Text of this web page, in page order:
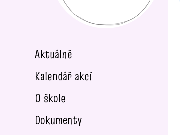
Aktuálně
Kalendář akcí
O škole
Dokumenty